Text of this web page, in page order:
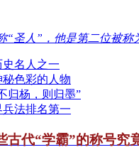
“圣人”，他是第二位被称
名人之一
色彩的人物
归杨，则归墨”
法排名第一
古代“学霸”的称号究